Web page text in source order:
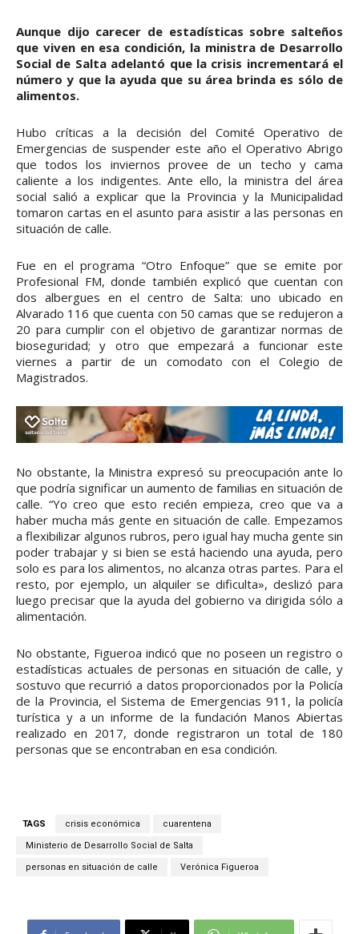
Aunque dijo carecer de estadísticas sobre salteños
que viven en esa condición, la ministra de Desarrollo
Social de Salta adelantó que la crisis incrementará el
número y que la ayuda que su área brinda es sólo de
alimentos.
Hubo críticas a la decisión del Comité Operativo de
Emergencias de suspender este año el Operativo Abrigo
que todos los inviernos provee de un techo y cama
caliente a los indigentes. Ante ello, la ministra del área
social salió a explicar que la Provincia y la Municipalidad
tomaron cartas en el asunto para asistir a las personas en
situación de calle.
Fue en el programa “Otro Enfoque” que se emite por
Profesional FM, donde también explicó que cuentan con
dos albergues en el centro de Salta: uno ubicado en
Alvarado 116 que cuenta con 50 camas que se redujeron a
20 para cumplir con el objetivo de garantizar normas de
bioseguridad; y otro que empezará a funcionar este
viernes a partir de un comodato con el Colegio de
Magistrados.
No obstante, la Ministra expresó su preocupación ante lo
que podría significar un aumento de familias en situación de
calle. “Yo creo que esto recién empieza, creo que va a
haber mucha más gente en situación de calle. Empezamos
a flexibilizar algunos rubros, pero igual hay mucha gente sin
poder trabajar y si bien se está haciendo una ayuda, pero
solo es para los alimentos, no alcanza otras partes. Para el
resto, por ejemplo, un alquiler se dificulta», deslizó para
luego precisar que la ayuda del gobierno va dirigida sólo a
alimentación.
No obstante, Figueroa indicó que no poseen un registro o
estadísticas actuales de personas en situación de calle, y
sostuvo que recurrió a datos proporcionados por la Policía
de la Provincia, el Sistema de Emergencias 911, la policía
turística y a un informe de la fundación Manos Abiertas
realizado en 2017, donde registraron un total de 180
personas que se encontraban en esa condición.
TAGS crisis económica cuarentena
Ministerio de Desarrollo Social de Salta
personas en situación de calle Verónica Figueroa